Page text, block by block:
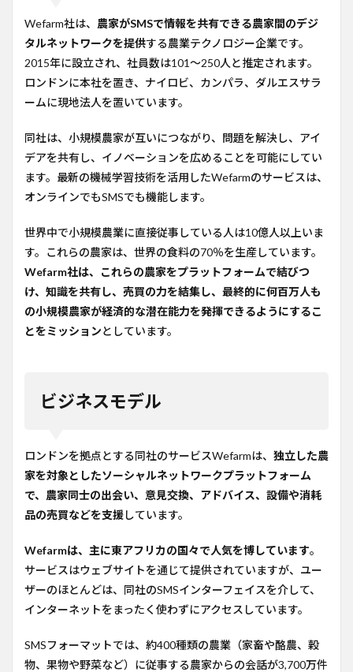
3
テク
ノロ
ジー
4
の計
画
5
コメ
6
参考
Wefarm社は、 農家がSMSで情報を共有できる農家間のデジ
タルネットワークを提供する農業テクノロジー企業です。
2015年に設立され、社員数は101〜250人と推定されます。
ロンドンに本社を置き、ナイロビ、カンパラ、ダルエスサラ
ームに現地法人を置いています。
同社は、小規模農家が互いにつながり、問題を解決し、アイ
デアを共有し、イノベーションを広めることを可能にしてい
ます。最新の機械学習技術を活用したWefarmのサービスは、
オンラインでもSMSでも機能します。
世界中で小規模農業に直接従事している人は10億人以上いま
す。これらの農家は、世界の食料の70％を生産しています。
Wefarm社は、これらの農家をプラットフォームで結びつ
け、知識を共有し、売買の力を結集し、最終的に何百万人も
の小規模農家が経済的な潜在能力を発揮できるようにするこ
とをミッションとしています。
ビジネスモデル
ロンドンを拠点とする同社のサービスWefarmは、 独立した農
家を対象としたソーシャルネットワークプラットフォーム
で、農家同士の出会い、意見交換、アドバイス、設備や消耗
品の売買などを支援しています。
Wefarmは、主に東アフリカの国々で人気を博しています。
サービスはウェブサイトを通じて提供されていますが、ユー
ザーのほとんどは、同社のSMSインターフェイスを介して、
インターネットをまったく使わずにアクセスしています。
SMSフォーマットでは、約400種類の農業（家畜や酪農、穀
物、果物や野菜など）に従事する農家からの会話が3,700万件